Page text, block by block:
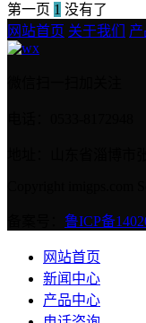
第一页 1 没有了
网站首页 关于我们
鲁ICP备
网站首页
新闻中心
产品中心